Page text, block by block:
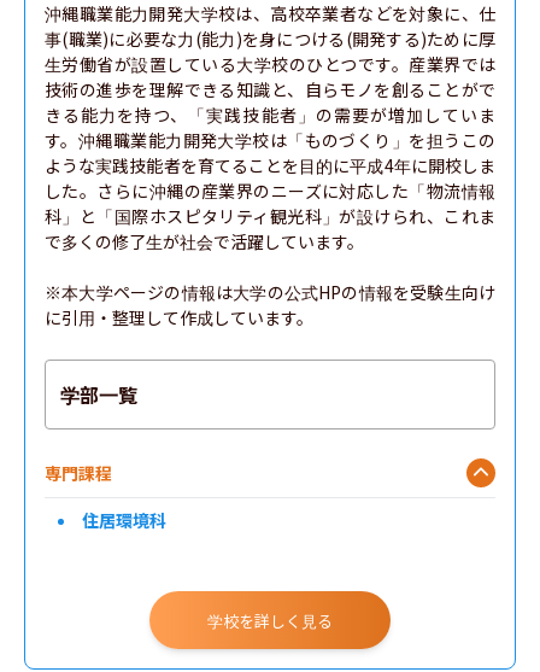
沖縄職業能力開発大学校は、高校卒業者などを対象に、仕
事(職業)に必要な力(能力)を身につける(開発する)ために厚
生労働省が設置している大学校のひとつです。産業界では
技術の進歩を理解できる知識と、自らモノを創ることがで
きる能力を持つ、「実践技能者」の需要が増加していま
す。沖縄職業能力開発大学校は「ものづくり」を担うこの
ような実践技能者を育てることを目的に平成4年に開校しま
した。さらに沖縄の産業界のニーズに対応した「物流情報
科」と「国際ホスピタリティ観光科」が設けられ、これま
で多くの修了生が社会で活躍しています。
※本大学ページの情報は大学の公式HPの情報を受験生向け
に引用・整理して作成しています。
学部一覧
専門課程
住居環境科
学校を詳しく見る